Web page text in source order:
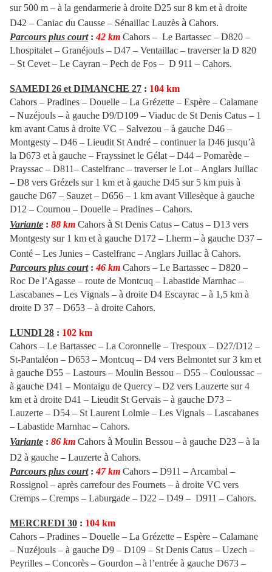
sur 500 m – à la gendarmerie à droite D25 sur 8 km et à droite
D42 – Caniac du Causse – Sénaillac Lauzès à Cahors.
Parcours plus court: 42 km Cahors – Le Bartassec – D820 –
Lhospitalet – Granéjouls – D47 – Ventaillac – traverser la D 820
– St Cevet – Le Cayran – Pech de Fos – D 911 – Cahors.
SAMEDI 26 et DIMANCHE 27 : 104 km
Cahors – Pradines – Douelle – La Grézette – Espère – Calamane
– Nuzéjouls – à gauche D9/D109 – Viaduc de St Denis Catus – 1
km avant Catus à droite VC – Salvezou – à gauche D46 –
Montgesty – D46 – Lieudit St André – continuer la D46 jusqu’à
la D673 et à gauche – Frayssinet le Gélat – D44 – Pomarède –
Prayssac – D811– Castelfranc – traverser le Lot – Anglars Juillac
– D8 vers Grézels sur 1 km et à gauche D45 sur 5 km puis à
gauche D67 – Sauzet – D656 – 1 km avant Villesèque à gauche
D12 – Cournou – Douelle – Pradines – Cahors.
Variante : 88 km Cahors à St Denis Catus – Catus – D13 vers
Montgesty sur 1 km et à gauche D172 – Lherm – à gauche D37 –
Conté – Les Junies – Castelfranc – Anglars Juillac à Cahors.
Parcours plus court: 46 km Cahors – Le Bartassec – D820 –
Roc De l’Agasse – route de Montcuq – Labastide Marnhac –
Lascabanes – Les Vignals – à droite D4 Escayrac – à 1,5 km à
droite D 37 – D653 – à droite Cahors.
LUNDI 28 : 102 km
Cahors – Le Bartassec – La Coronnelle – Trespoux – D27/D12 –
St-Pantaléon – D653 – Montcuq – D4 vers Belmontet sur 3 km et
à gauche D55 – Lastours – Moulin Bessou – D55 – Couloussac –
à gauche D41 – Montaigu de Quercy – D2 vers Lauzerte sur 4
km et à droite D41 – Lieudit St Gervais – à gauche D73 –
Lauzerte – D54 – St Laurent Lolmie – Les Vignals – Lascabanes
– Labastide Marnhac – Cahors.
Variante : 86 km Cahors à Moulin Bessou – à gauche D23 – à la
D2 à gauche – Lauzerte à Cahors.
Parcours plus court: 47 km Cahors – D911 – Arcambal –
Rossignol – après carrefour des Fournets – à droite VC vers
Cremps – Cremps – Laburgade – D22 – D49 – D911 – Cahors.
MERCREDI 30 : 104 km
Cahors – Pradines – Douelle – La Grézette – Espère – Calamane
– Nuzéjouls – à gauche D9 – D109 – St Denis Catus – Uzech –
Peyrilles – Concorès – Gourdon – à l’entrée à gauche D673 –